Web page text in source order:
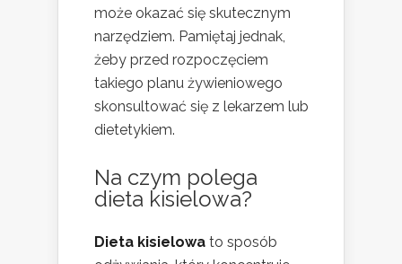
może okazać się skutecznym
narzędziem. Pamiętaj jednak,
żeby przed rozpoczęciem
takiego planu żywieniowego
skonsultować się z lekarzem lub
dietetykiem.
Na czym polega
dieta kisielowa?
Dieta kisielowa to sposób